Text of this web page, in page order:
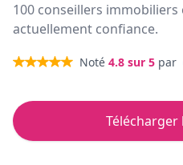
100 conseillers
actuellement confiance.
Noté 4.8 sur 5 par